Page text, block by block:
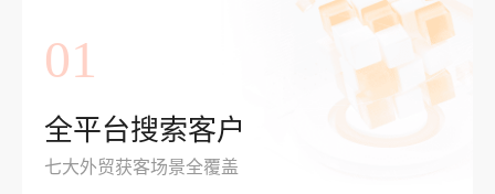
01
全平台搜索客户
七大外贸获客场景全覆盖